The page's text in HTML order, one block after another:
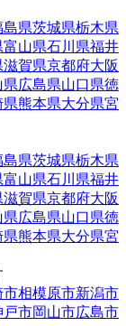
島県茨城県栃木県
富山県石川県福井
滋賀県京都府大阪
県広島県山口県徳
県熊本県大分県宮
島県茨城県栃木県
富山県石川県福井
滋賀県京都府大阪
県広島県山口県徳
県熊本県大分県宮
市相模原市新潟市
戸市岡山市広島市